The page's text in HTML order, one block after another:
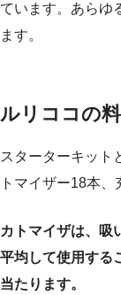
ています。あらゆ
ます。
ルリココの
スターターキット
トマイザー18本
カトマイザは、吸
平均して使用する
当たります。